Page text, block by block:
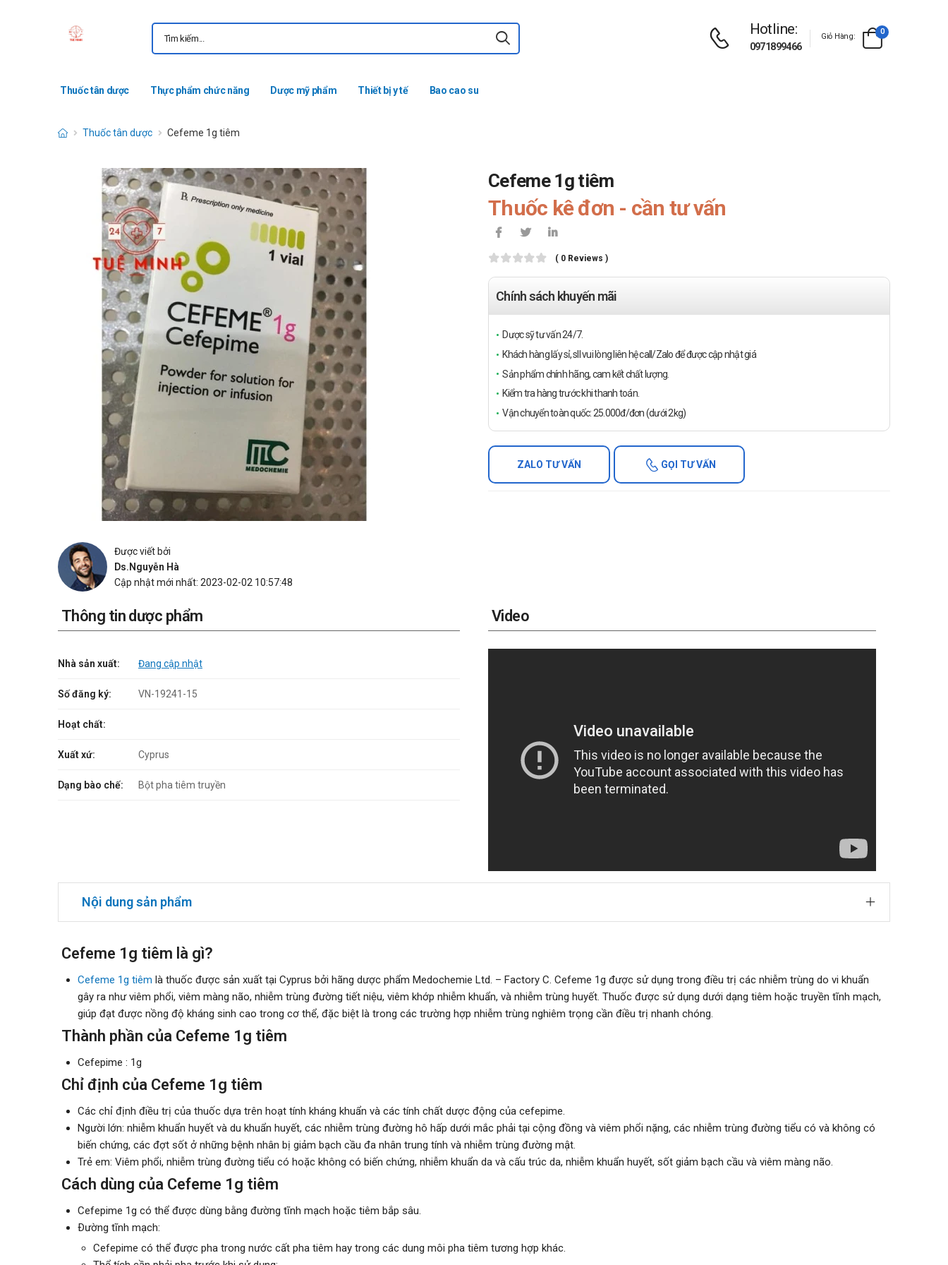
Hotline:
0971899466
Giỏ Hàng:
0
Thuốc tân dược Thực phẩm chức năng Dược mỹ phẩm Thiết bị y tế Bao cao su
Thuốc tân dược Cefeme 1g tiêm
Cefeme 1g tiêm
Thuốc kê đơn - cần tư vấn
( 0 Reviews )
Chính sách khuyến mãi
Dược sỹ tư vấn 24/7.
Khách hàng lấy sỉ, sll vui lòng liên hệ call/Zalo để được cập nhật giá
Sản phẩm chính hãng, cam kết chất lượng.
Kiểm tra hàng trước khi thanh toán.
Vận chuyển toàn quốc: 25.000đ/đơn (dưới 2kg)
ZALO TƯ VẤN GỌI TƯ VẤN
Được viết bởi
Ds.Nguyễn Hà
Cập nhật mới nhất: 2023-02-02 10:57:48
Thông tin dược phẩm
Nhà sản xuất: Đang cập nhật
Số đăng ký: VN-19241-15
Hoạt chất:
Xuất xứ: Cyprus
Dạng bào chế: Bột pha tiêm truyền
Video
Nội dung sản phẩm
Cefeme 1g tiêm là gì?
Cefeme 1g tiêm là thuốc được sản xuất tại Cyprus bởi hãng dược phẩm Medochemie Ltd. – Factory C. Cefeme 1g được sử dụng trong điều trị các nhiễm trùng do vi khuẩn
gây ra như viêm phổi, viêm màng não, nhiễm trùng đường tiết niệu, viêm khớp nhiễm khuẩn, và nhiễm trùng huyết. Thuốc được sử dụng dưới dạng tiêm hoặc truyền tĩnh mạch,
giúp đạt được nồng độ kháng sinh cao trong cơ thể, đặc biệt là trong các trường hợp nhiễm trùng nghiêm trọng cần điều trị nhanh chóng.
Thành phần của Cefeme 1g tiêm
Cefepime : 1g
Chỉ định của Cefeme 1g tiêm
Các chỉ định điều trị của thuốc dựa trên hoạt tính kháng khuẩn và các tính chất dược động của cefepime.
Người lớn: nhiễm khuẩn huyết và du khuẩn huyết, các nhiễm trùng đường hô hấp dưới mắc phải tại cộng đồng và viêm phổi nặng, các nhiễm trùng đường tiểu có và không có
biến chứng, các đợt sốt ở những bệnh nhân bị giảm bạch cầu đa nhân trung tính và nhiễm trùng đường mật.
Trẻ em: Viêm phổi, nhiễm trùng đường tiểu có hoặc không có biến chứng, nhiễm khuẩn da và cấu trúc da, nhiễm khuẩn huyết, sốt giảm bạch cầu và viêm màng não.
Cách dùng của Cefeme 1g tiêm
Cefepime 1g có thể được dùng bằng đường tĩnh mạch hoặc tiêm bắp sâu.
Ðường tĩnh mạch:
Cefepime có thể được pha trong nước cất pha tiêm hay trong các dung môi pha tiêm tương hợp khác.